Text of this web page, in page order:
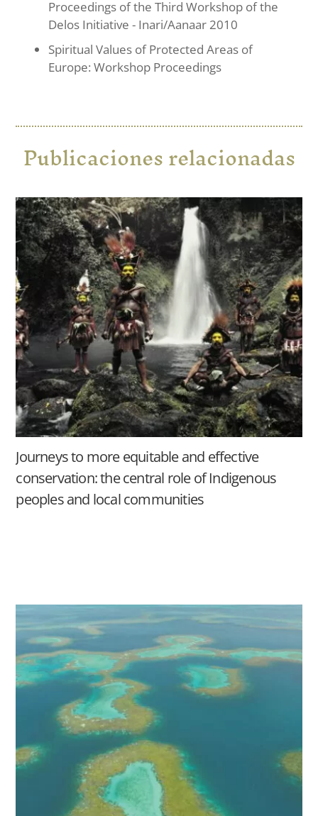
Proceedings of the Third Workshop of the
Delos Initiative - Inari/Aanaar 2010
Spiritual Values of Protected Areas of
Europe: Workshop Proceedings
Publicaciones relacionadas
Journeys to more equitable and effective
conservation: the central role of Indigenous
peoples and local communities